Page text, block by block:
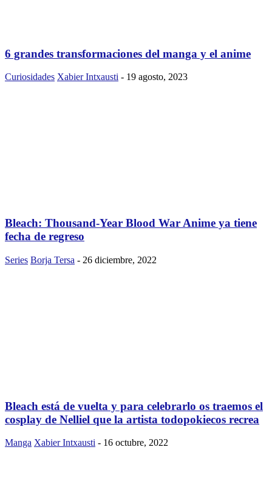
6 grandes transformaciones del manga y el anime
Curiosidades Xabier Intxausti - 19 agosto, 2023
Bleach: Thousand-Year Blood War Anime ya tiene
fecha de regreso
Series Borja Tersa - 26 diciembre, 2022
Bleach está de vuelta y para celebrarlo os traemos el
cosplay de Nelliel que la artista todopokiecos recrea
Manga Xabier Intxausti - 16 octubre, 2022